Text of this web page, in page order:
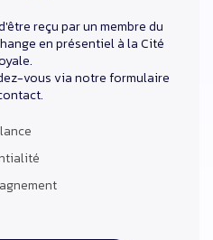
reçu par un membre du
en présentiel à la Cité
vous via notre formulaire